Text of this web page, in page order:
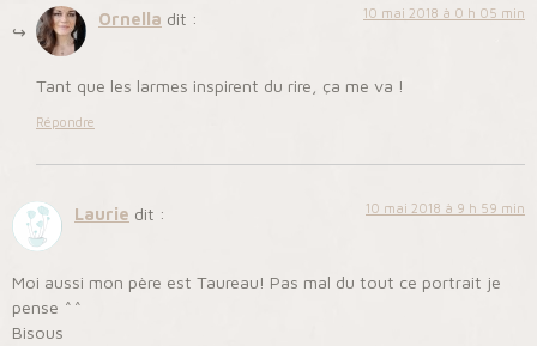
Ornella dit : 10 mai 2018 à 0 h 05 min
Tant que les larmes inspirent du rire, ça me va !
Répondre
Laurie dit : 10 mai 2018 à 9 h 59 min
Moi aussi mon père est Taureau! Pas mal du tout ce portrait je
pense ^^
Bisous